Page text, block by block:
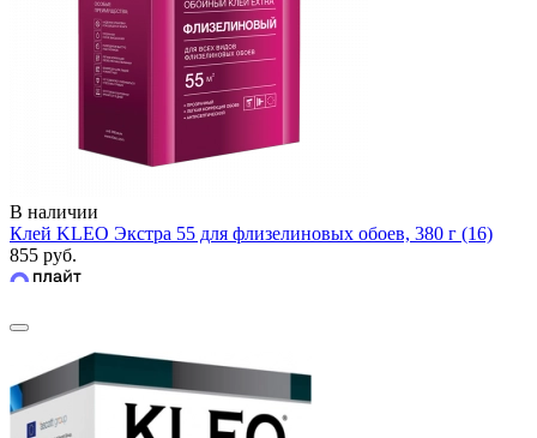
В наличии
Клей KLEO Экстра 55 для флизелиновых обоев, 380 г (16)
855 руб.